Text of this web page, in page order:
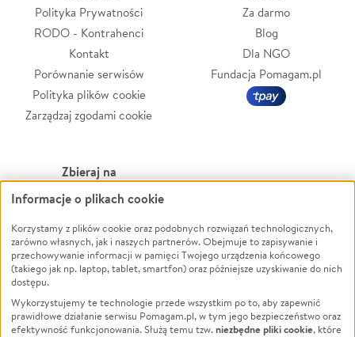
Polityka Prywatności
RODO - Kontrahenci
Kontakt
Porównanie serwisów
Polityka plików cookie
Zarządzaj zgodami cookie
Za darmo
Blog
Dla NGO
Fundacja Pomagam.pl
Zbieraj na
Leczenie
Zwierzęta
Pożar
Ukraina
Pomoc Finansowa
Projekty
Powódź
Wichura
NGO
Edukacja
Podróż
Informacje o plikach cookie
Korzystamy z plików cookie oraz podobnych rozwiązań technologicznych,
zarówno własnych, jak i naszych partnerów. Obejmuje to zapisywanie i
przechowywanie informacji w pamięci Twojego urządzenia końcowego
(takiego jak np. laptop, tablet, smartfon) oraz późniejsze uzyskiwanie do nich
dostępu.
Wykorzystujemy te technologie przede wszystkim po to, aby zapewnić
prawidłowe działanie serwisu Pomagam.pl, w tym jego bezpieczeństwo oraz
efektywność funkcjonowania. Służą temu tzw.niezbędne pliki cookie, które